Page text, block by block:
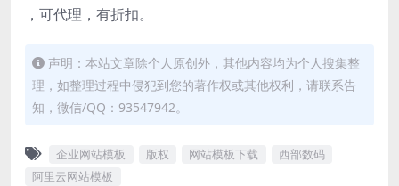
，可代理，有折扣。
声明：本站文章除个人原创外，其他内容均为个人搜集整
理，如整理过程中侵犯到您的著作权或其他权利，请联系告
知，微信/QQ：93547942。
企业网站模板 版权 网站模板下载
西部数码
阿里云网站模板